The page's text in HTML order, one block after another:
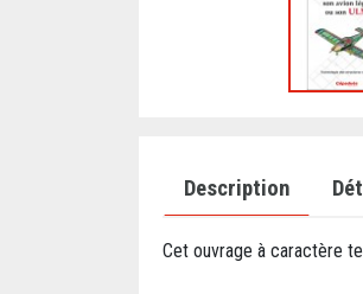
Description
Cet ouvrage à caractère